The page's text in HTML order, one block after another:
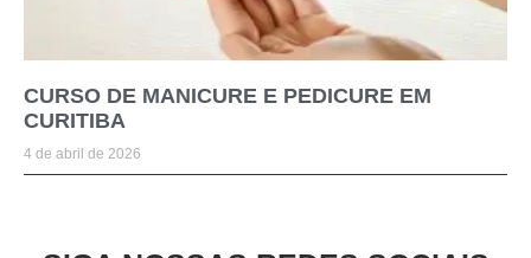
CURSO DE MANICURE E PEDICURE EM
CURITIBA
4 de abril de 2026